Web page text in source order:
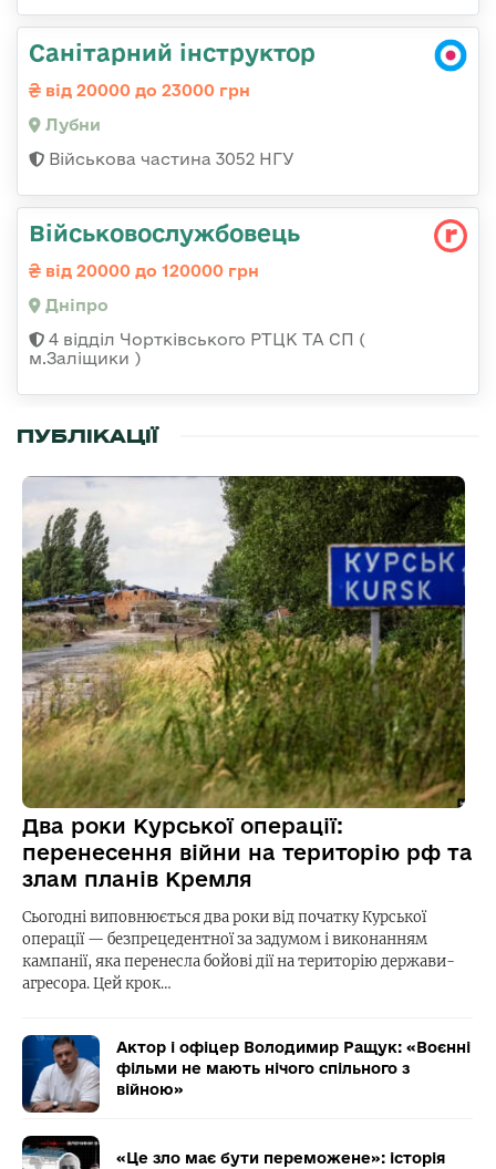
Санітарний інструктор
від 20000 до 23000 грн
Лубни
Військова частина 3052 НГУ
Військовослужбовець
від 20000 до 120000 грн
Дніпро
4 відділ Чортківського РТЦК ТА СП (
м.Заліщики )
ПУБЛІКАЦІЇ
Два роки Курської операції:
перенесення війни на територію рф та
злам планів Кремля
Сьогодні виповнюється два роки від початку Курської
операції — безпрецедентної за задумом і виконанням
кампанії, яка перенесла бойові дії на територію держави-
агресора. Цей крок…
Актор і офіцер Володимир Ращук: «Воєнні
фільми не мають нічого спільного з
війною»
«Це зло має бути переможене»: історія